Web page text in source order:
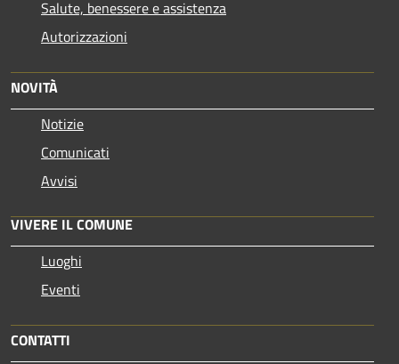
Salute, benessere e assistenza
Autorizzazioni
NOVITÀ
Notizie
Comunicati
Avvisi
VIVERE IL COMUNE
Luoghi
Eventi
CONTATTI